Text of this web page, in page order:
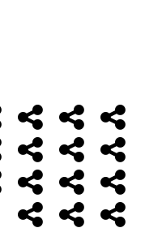
Alimentazione
AmbienteBambini
Cancro ControlloEconomia
FarmaciMassoneriaNWO
Salute Storia